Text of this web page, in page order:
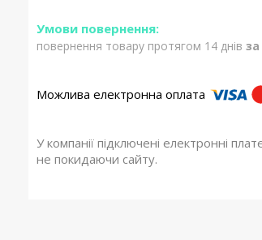
повернення товару протягом 14 днів
У компанії підключені електронні
не покидаючи сайту.